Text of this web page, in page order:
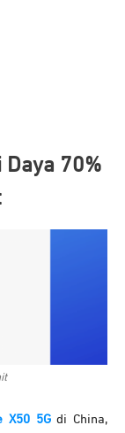
Daya 70%
X50 5Gdi China,